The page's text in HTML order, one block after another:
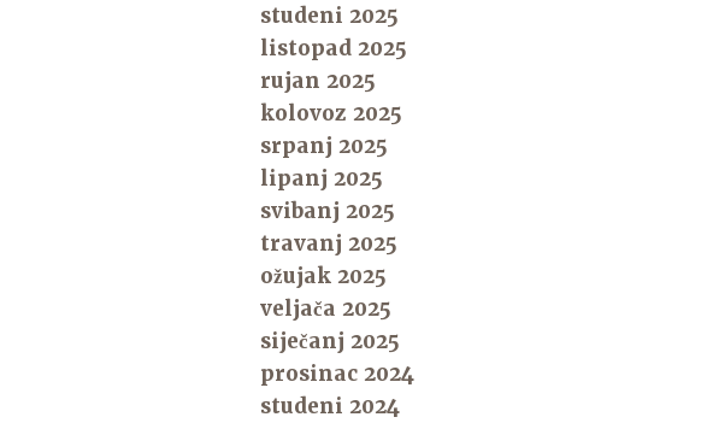
studeni 2025
listopad 2025
rujan 2025
kolovoz 2025
srpanj 2025
lipanj 2025
svibanj 2025
travanj 2025
ožujak 2025
veljača 2025
siječanj 2025
prosinac 2024
studeni 2024